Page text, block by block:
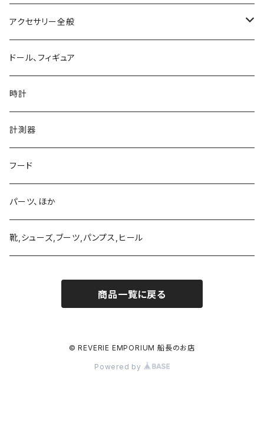
アクセサリー全般
シルバーアクセサリー
ネックレス、ペンダント
ブレスレット、バングル
真鍮、銅、ニッケル、非鉄金属アクセサリー
ネックレス、ペンダント
ブレスレット、バングル
アクリル、レジン、ガラス、その他
ネックレス、ペンダント
ブレスレット、バングル
革製品
ネックレス、ペンダント
ブレスレット、バングル
ネクタイピンほか
ドール、フィギュア
時計
計測器
フード
パーツ、ほか
靴,シューズ,ブーツ,パンプス,ヒール
商品一覧に戻る
© REVERIE EMPORIUM 船長のお店
Powered by